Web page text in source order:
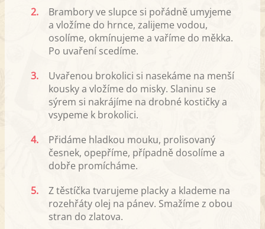
2.
Brambory ve slupce si pořádně umyjeme
a vložíme do hrnce, zalijeme vodou,
osolíme, okmínujeme a vaříme do měkka.
Po uvaření scedíme.
3.
Uvařenou brokolici si nasekáme na menší
kousky a vložíme do misky. Slaninu se
sýrem si nakrájíme na drobné kostičky a
vsypeme k brokolici.
4.
Přidáme hladkou mouku, prolisovaný
česnek, opepříme, případně dosolíme a
dobře promícháme.
5.
Z těstíčka tvarujeme placky a klademe na
rozehřáty olej na pánev. Smažíme z obou
stran do zlatova.